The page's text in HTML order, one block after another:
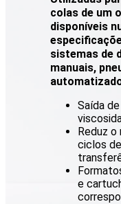
colas de um
disponíveis
sistemas de
manuais,
Saída
Reduz
ciclos
e